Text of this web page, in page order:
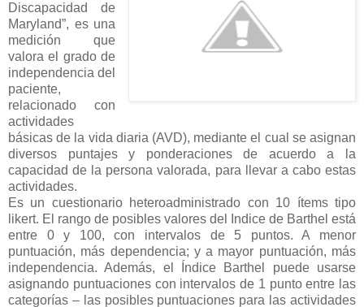
Discapacidad de
Maryland”, es una
medición que
valora el grado de
independencia del
paciente,
relacionado con
actividades
básicas de la vida diaria (AVD), mediante el cual se asignan
diversos puntajes y ponderaciones de acuerdo a la
capacidad de la persona valorada, para llevar a cabo estas
actividades.
Es un cuestionario heteroadministrado con 10 ítems tipo
likert. El rango de posibles valores del Indice de Barthel está
entre 0 y 100, con intervalos de 5 puntos. A menor
puntuación, más dependencia; y a mayor puntuación, más
independencia. Además, el Índice Barthel puede usarse
asignando puntuaciones con intervalos de 1 punto entre las
categorías – las posibles puntuaciones para las actividades